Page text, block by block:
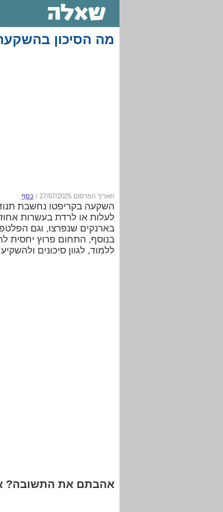
מה הסיכון
תאריך הפרסום 27/07/2025 / כסף
השקעה בקריפטו נחשבת
לעלות או לרדת בעשרות
בארנקים שנפרצו, וגם
בנוסף, התחום פרוץ יחסית
ללמוד, לגוון סיכונים
אהבתם את התשובה?